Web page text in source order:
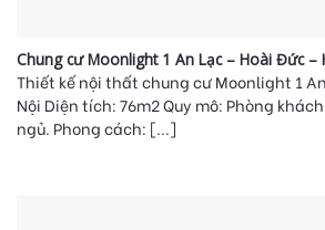
Chung cư Moonlight 1 An Lạc – Hoài Đức –
Thiết kế nội thất chung cư Moonlight 1
Nội Diện tích: 76m2 Quy mô: Phòng
ngủ. Phong cách: [...]